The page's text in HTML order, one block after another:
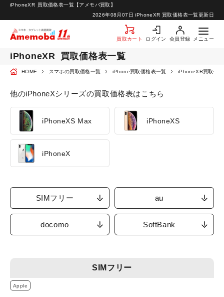
2026年08月07日 iPhoneXR 買取価格表一覧更新日
iPhoneXR 買取価格表一覧【アメモバ買取】
買取カート ログイン 会員登録 メニュー
お問い合わせ
iPhoneXR 買取価格表一覧
HOME スマホの買取価格一覧 iPhone買取価格表一覧 iPhoneXR買取価
他のiPhoneXシリーズの買取価格表はこちら
iPhoneXS Max iPhoneXS
iPhoneX
SIMフリー au
docomo SoftBank
SIMフリー
Apple